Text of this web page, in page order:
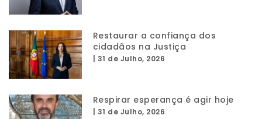
Restaurar a confiança dos
cidadãos na Justiça
31 de Julho, 2026
Respirar esperança é agir hoje
31 de Julho, 2026